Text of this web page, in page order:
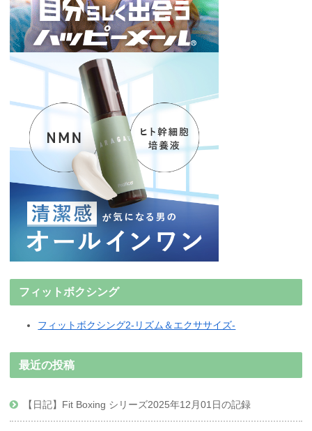
フィットボクシング
フィットボクシング2-リズム＆エクササイズ-
最近の投稿
【日記】Fit Boxing シリーズ2025年12月01日の記録